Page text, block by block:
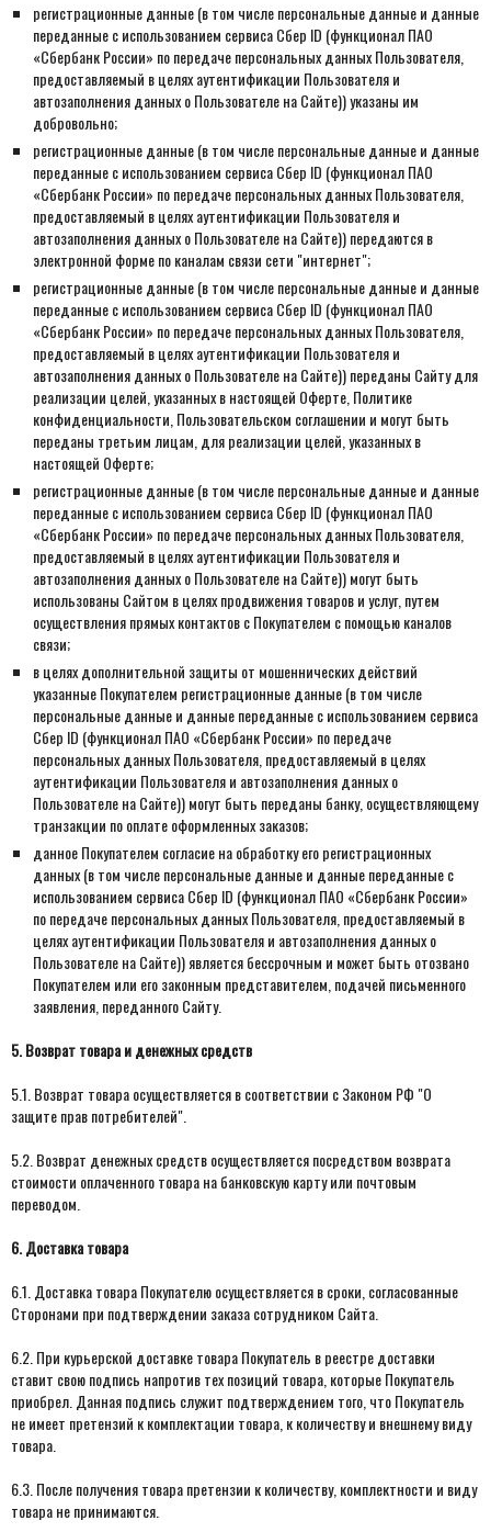
регистрационные данные (в том числе персональные данные и данные
переданныес использованием сервиса Сбер ID (функционал ПАО
«Сбербанк России» по передаче персональных данных Пользователя,
предоставляемый в целях аутентификации Пользователя и
автозаполнения данных о Пользователе на Сайте)) указаны им
добровольно;
регистрационные данные (в том числе персональные данные и данные
переданныес использованием сервиса Сбер ID (функционал ПАО
«Сбербанк России» по передаче персональных данных Пользователя,
предоставляемый в целях аутентификации Пользователя и
автозаполнения данных о Пользователе на Сайте)) передаются в
электронной форме по каналам связи сети "интернет";
регистрационные данные (в том числе персональные данные и данные
переданные с использованием сервиса Сбер ID (функционал ПАО
«Сбербанк России» по передаче персональных данных Пользователя,
предоставляемый в целях аутентификации Пользователя и
автозаполнения данных о Пользователе на Сайте)) переданы Сайту для
реализации целей, указанных в настоящей Оферте, Политике
конфиденциальности, Пользовательском соглашении и могут быть
переданы третьим лицам, для реализации целей, указанных в
настоящей Оферте;
регистрационные данные (в том числе персональные данные и данные
переданные с использованием сервиса Сбер ID (функционал ПАО
«Сбербанк России» по передаче персональных данных Пользователя,
предоставляемый в целях аутентификации Пользователя и
автозаполнения данных о Пользователе на Сайте)) могут быть
использованы Сайтом в целях продвижения товаров и услуг, путем
осуществления прямых контактов с Покупателем с помощью каналов
связи;
в целях дополнительной защиты от мошеннических действий
указанные Покупателем регистрационные данные (в том числе
персональные данные и данные переданные с использованием сервиса
Сбер ID (функционал ПАО «Сбербанк России» по передаче
персональных данных Пользователя, предоставляемый в целях
аутентификации Пользователя и автозаполнения данных о
Пользователе на Сайте)) могут быть переданы банку, осуществляющему
транзакции по оплате оформленных заказов;
данное Покупателем согласие на обработку его регистрационных
данных (в том числе персональные данные и данные переданные с
использованием сервиса Сбер ID (функционал ПАО «Сбербанк России»
по передаче персональных данных Пользователя, предоставляемый в
целях аутентификации Пользователя и автозаполнения данных о
Пользователе на Сайте)) является бессрочным и может быть отозвано
Покупателем или его законным представителем, подачей письменного
заявления, переданного Сайту.
5. Возврат товара и денежных средств
5.1. Возврат товара осуществляется в соответствии с Законом РФ "О
защите прав потребителей".
5.2. Возврат денежных средств осуществляется посредством возврата
стоимости оплаченного товара на банковскую карту или почтовым
переводом.
6. Доставка товара
6.1. Доставка товара Покупателю осуществляется в сроки, согласованные
Сторонами при подтверждении заказа сотрудником Сайта.
6.2. При курьерской доставке товара Покупатель в реестре доставки
ставит свою подпись напротив тех позиций товара, которые Покупатель
приобрел. Данная подпись служит подтверждением того, что Покупатель
не имеет претензий к комплектации товара, к количеству и внешнему виду
товара.
6.3. После получения товара претензии к количеству, комплектности и виду
товара не принимаются.